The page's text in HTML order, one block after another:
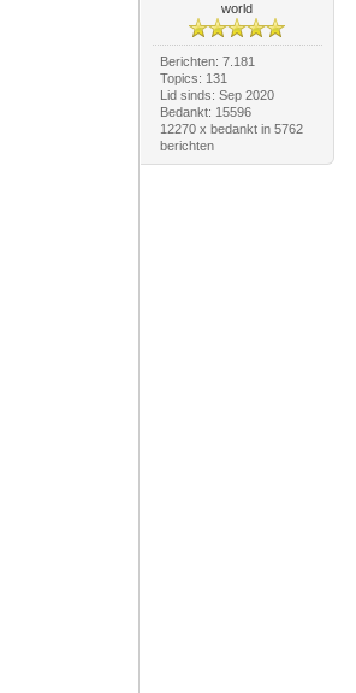
world
Berichten: 7.181
Topics: 131
Lid sinds: Sep 2020
Bedankt: 15596
12270 x bedankt in 5762
berichten